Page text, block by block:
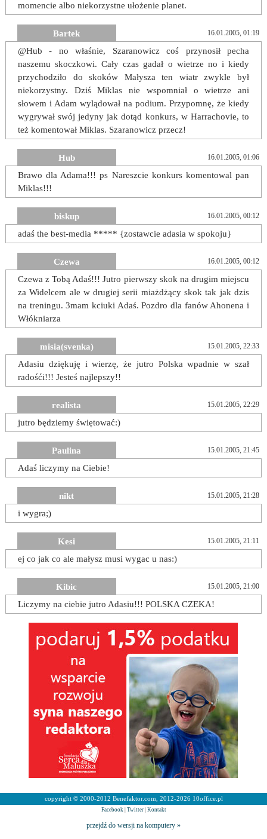
momencie albo niekorzystne ułożenie planet.
Bartek 16.01.2005, 01:19
@Hub - no właśnie, Szaranowicz coś przynosił pecha
naszemu skoczkowi. Cały czas gadał o wietrze no i kiedy
przychodziło do skoków Małysza ten wiatr zwykle był
niekorzystny. Dziś Miklas nie wspomniał o wietrze ani
słowem i Adam wylądował na podium. Przypomnę, że kiedy
wygrywał swój jedyny jak dotąd konkurs, w Harrachovie, to
też komentował Miklas. Szaranowicz przecz!
Hub 16.01.2005, 01:06
Brawo dla Adama!!! ps Nareszcie konkurs komentowal pan
Miklas!!!
biskup 16.01.2005, 00:12
adaś the best-media ***** {zostawcie adasia w spokoju}
Czewa 16.01.2005, 00:12
Czewa z Tobą Adaś!!! Jutro pierwszy skok na drugim miejscu
za Widelcem ale w drugiej serii miażdżący skok tak jak dzis
na treningu. 3mam kciuki Adaś. Pozdro dla fanów Ahonena i
Włókniarza
misia(svenka) 15.01.2005, 22:33
Adasiu dziękuję i wierzę, że jutro Polska wpadnie w szał
radośći!!! Jesteś najlepszy!!
realista 15.01.2005, 22:29
jutro będziemy świętować:)
Paulina 15.01.2005, 21:45
Adaś liczymy na Ciebie!
nikt 15.01.2005, 21:28
i wygra;)
Kesi 15.01.2005, 21:11
ej co jak co ale małysz musi wygac u nas:)
Kibic 15.01.2005, 21:00
Liczymy na ciebie jutro Adasiu!!! POLSKA CZEKA!
copyright © 2000-2012 Benefaktor.com, 2012-2026 10office.pl
Facebook| Twitter| Kontakt
przejdź do wersji na komputery »